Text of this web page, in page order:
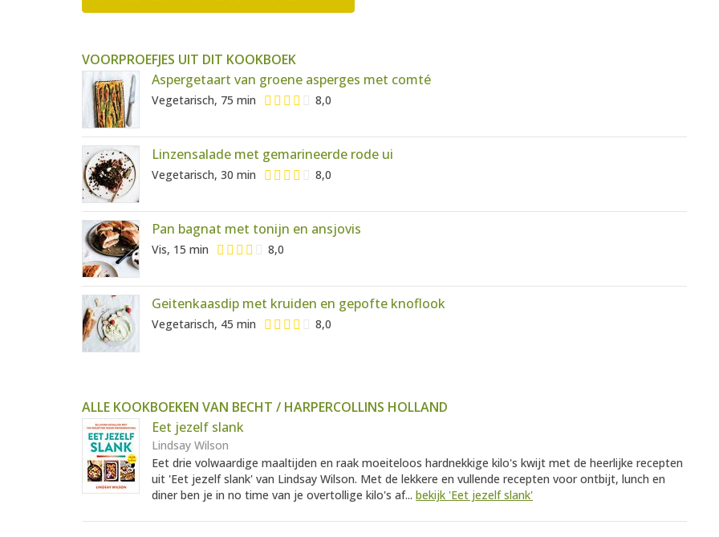
VOORPROEFJES UIT DIT KOOKBOEK
Aspergetaart van groene asperges met comté
Vegetarisch, 75 min 8,0
Linzensalade met gemarineerde rode ui
Vegetarisch, 30 min 8,0
Pan bagnat met tonijn en ansjovis
Vis, 15 min 8,0
Geitenkaasdip met kruiden en gepofte knoflook
Vegetarisch, 45 min 8,0
ALLE KOOKBOEKEN VAN BECHT / HARPERCOLLINS HOLLAND
Eet jezelf slank
Lindsay Wilson
Eet drie volwaardige maaltijden en raak moeiteloos hardnekkige kilo's kwijt met de heerlijke recepten
uit 'Eet jezelf slank' van Lindsay Wilson. Met de lekkere en vullende recepten voor ontbijt, lunch en
diner ben je in no time van je overtollige kilo's af... bekijk 'Eet jezelf slank'